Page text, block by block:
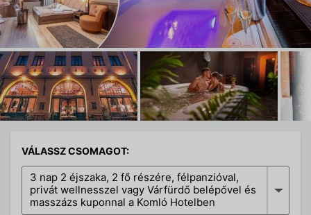
VÁLASSZ CSOMAGOT:
3 nap 2 éjszaka, 2 fő részére, félpanzióval,
privát wellnesszel vagy Várfürdő belépővel és
masszázs kuponnal a Komló Hotelben